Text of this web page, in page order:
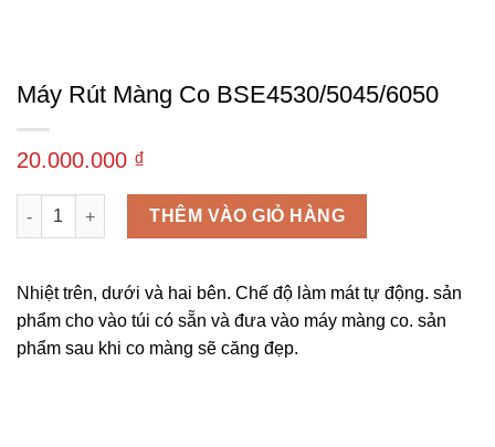
Máy Rút Màng Co BSE4530/5045/6050
20.000.000 ₫
Máy rút màng co BSE4530/5045/6050 số lượng
THÊM VÀO GIỎ HÀNG
Nhiệt trên, dưới và hai bên. Chế độ làm mát tự động. sản
phẩm cho vào túi có sẵn và đưa vào máy màng co. sản
phẩm sau khi co màng sẽ căng đẹp.